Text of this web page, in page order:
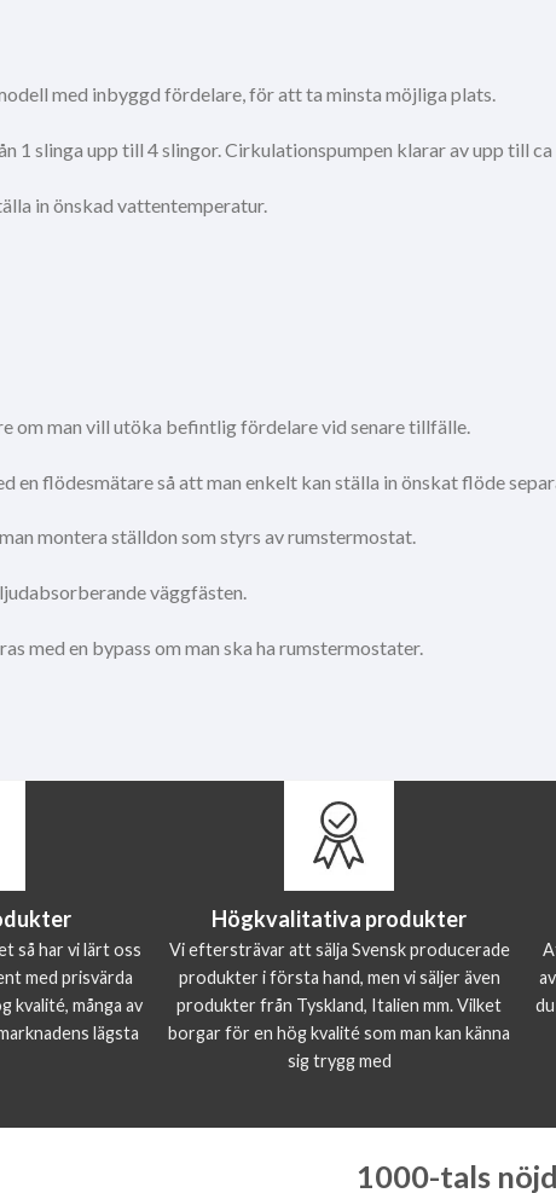
med inbyggd fördelare, för att ta minsta möjliga plats.
1 slinga upp till 4 slingor. Cirkulationspumpen klarar av upp till ca
in önskad vattentemperatur.
om man vill utöka befintlig fördelare vid senare tillfälle.
en flödesmätare så att man enkelt kan ställa in önskat flöde
montera ställdon som styrs av rumstermostat.
väggfästen.
med en bypass om man ska ha rumstermostater.
så har vi lärt oss
med prisvärda
kvalité, många av
lägsta
Högkvalitativa produkter
Vi eftersträvar att sälja Svensk producerade
produkter i första hand, men vi säljer även
produkter från Tyskland, Italien mm. Vilket
borgar för en hög kvalité som man kan känna
sig trygg med
1000-tals